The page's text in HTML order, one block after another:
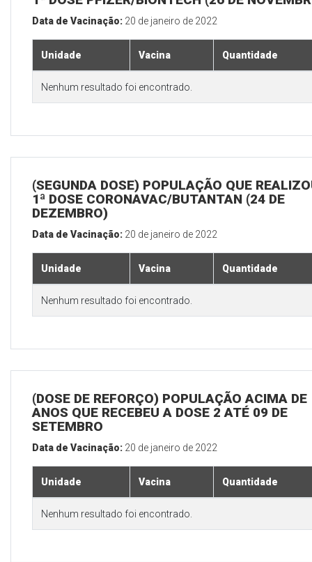
Data de Vacinação: 20 de janeiro de 2022
Unidade Vacina Quantidade
Nenhum resultado foi encontrado.
(SEGUNDA DOSE) POPULAÇÃO QUE
1ª DOSE CORONAVAC/BUTANTAN (24 DE
DEZEMBRO)
Data de Vacinação: 20 de janeiro de 2022
Unidade Vacina Quantidade
Nenhum resultado foi encontrado.
(DOSE DE REFORÇO) POPULAÇÃO ACIMA DE
ANOS QUE RECEBEU A DOSE 2 ATÉ 09 DE
SETEMBRO
Data de Vacinação: 20 de janeiro de 2022
Unidade Vacina Quantidade
Nenhum resultado foi encontrado.